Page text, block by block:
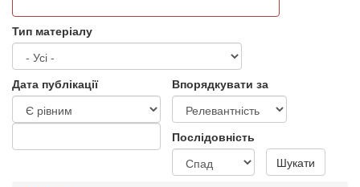
Тип матеріалу
Дата публікації Впорядкувати за
Послідовність
Шукати